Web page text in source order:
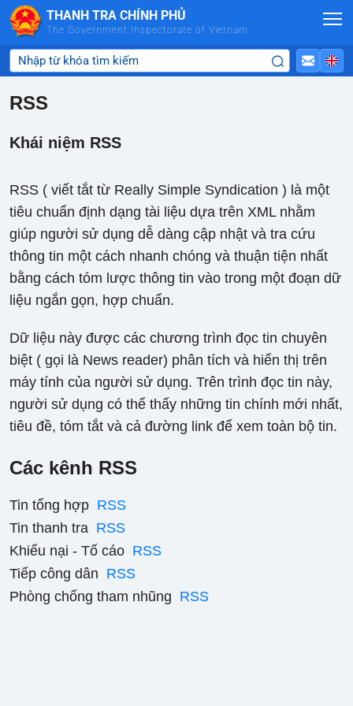
Skip to Main Content
THANH TRA CHÍNH PHỦ
The Government Inspectorate of Vietnam
RSS
Khái niệm RSS
RSS ( viết tắt từ Really Simple Syndication ) là một
tiêu chuẩn định dạng tài liệu dựa trên XML nhằm
giúp người sử dụng dễ dàng cập nhật và tra cứu
thông tin một cách nhanh chóng và thuận tiện nhất
bằng cách tóm lược thông tin vào trong một đoạn dữ
liệu ngắn gọn, hợp chuẩn.
Dữ liệu này được các chương trình đọc tin chuyên
biệt ( gọi là News reader) phân tích và hiển thị trên
máy tính của người sử dụng. Trên trình đọc tin này,
người sử dụng có thể thấy những tin chính mới nhất,
tiêu đề, tóm tắt và cả đường link để xem toàn bộ tin.
Các kênh RSS
Tin tổng hợp RSS
Tin thanh tra RSS
Khiếu nại - Tố cáo RSS
Tiếp công dân RSS
Phòng chống tham nhũng RSS